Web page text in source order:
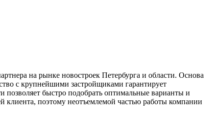
на рынке новостроек Петербурга и области. Основа
с крупнейшими застройщиками гарантирует
позволяет быстро подобрать оптимальные варианты и
клиента, поэтому неотъемлемой частью работы компании